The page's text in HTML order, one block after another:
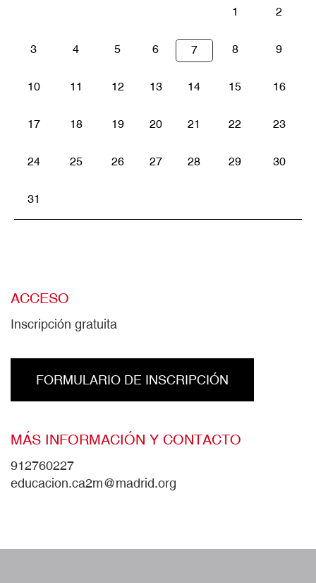
1 2
3 4 5 6 7 8 9
10 11 12 13 14 15 16
17 18 19 20 21 22 23
24 25 26 27 28 29 30
31
ACCESO
Inscripción gratuita
FORMULARIO DE INSCRIPCIÓN
MÁS INFORMACIÓN Y CONTACTO
912760227
educacion.ca2m@madrid.org